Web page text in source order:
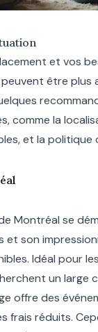
et vos
être plus
comme la
et la politique
Montréal se
et son
Idéal pour
un large
offre des
frais réduits.